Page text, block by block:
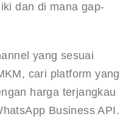
dan di mana gap-
yang sesuai
cari platform yang
harga terjangkau
Business API.